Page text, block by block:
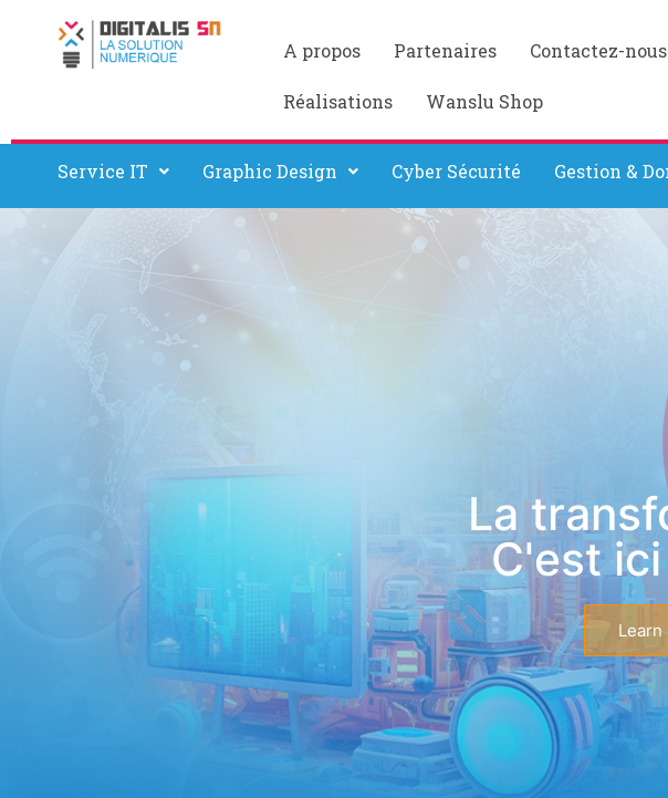
A propos Partenaires Contactez-nous
Réalisations Wanslu Shop
Service IT Graphic Design Cyber Sécurité Gestion &
La
C'est
Learn